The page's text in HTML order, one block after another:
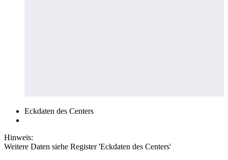
Eckdaten des Centers
Hinweis:
Weitere Daten siehe Register 'Eckdaten des Centers'